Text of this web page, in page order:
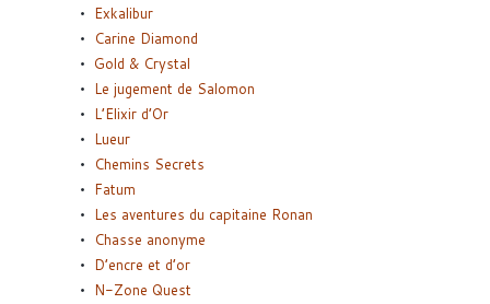
Exkalibur
Carine Diamond
Gold & Crystal
Le jugement de Salomon
L’Elixir d’Or
Lueur
Chemins Secrets
Fatum
Les aventures du capitaine Ronan
Chasse anonyme
D’encre et d’or
N-Zone Quest